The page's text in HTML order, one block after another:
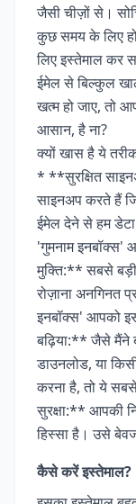
जैसी चीज़ों से।
कुछ समय के लिए
लिए इस्तेमाल कर
ईमेल से बिल्कुल
खत्म हो जाए, तो
आसान, है ना?
क्यों खास है ये
* **सुरक्षित
साइनअप करते हैं
ईमेल देने से हम
'गुमनाम
मुक्ति:** सबसे
रोज़ाना अनगिनत
इनबॉक्स' आपको
बढ़िया:** जैसे मैंने
डाउनलोड, या
करना है, तो ये
सुरक्षा:** आपकी
हिस्सा है। उसे
कैसे करें इस्तेमाल?